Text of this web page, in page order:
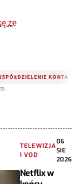
ze
KONTA
TELEWIZJA
I VOD
06
SIE
2026
Netflix w